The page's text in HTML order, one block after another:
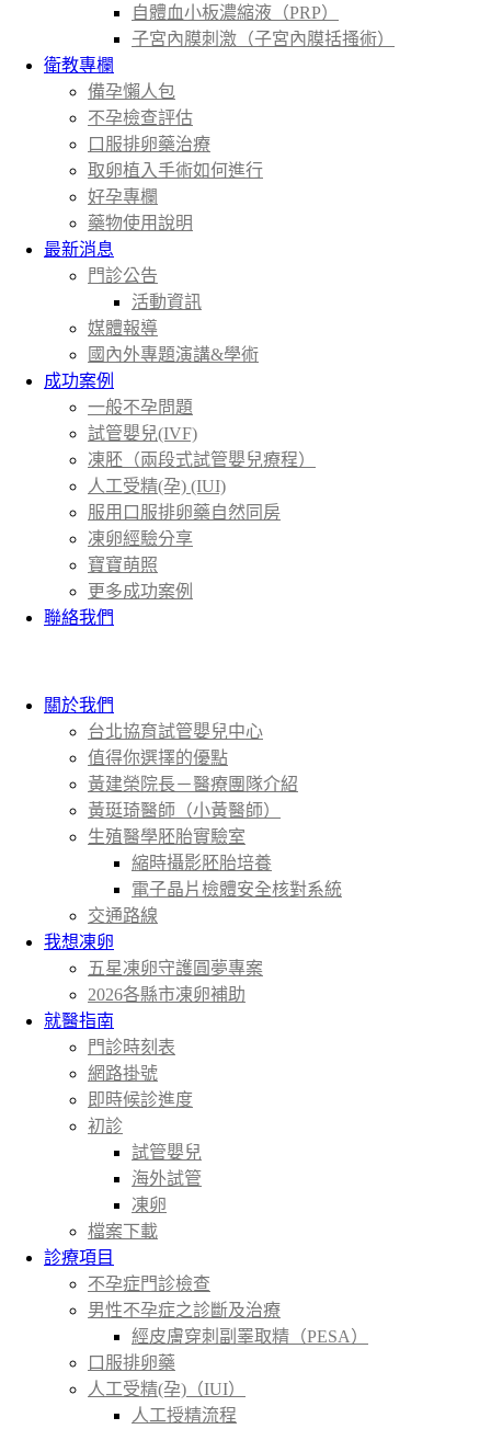
自體血小板濃縮液（PRP）
子宮內膜刺激（子宮內膜括搔術）
衛教專欄
備孕懶人包
不孕檢查評估
口服排卵藥治療
取卵植入手術如何進行
好孕專欄
藥物使用說明
最新消息
門診公告
活動資訊
媒體報導
國內外專題演講&學術
成功案例
一般不孕問題
試管嬰兒(IVF)
凍胚（兩段式試管嬰兒療程）
人工受精(孕) (IUI)
服用口服排卵藥自然同房
凍卵經驗分享
寶寶萌照
更多成功案例
聯絡我們
關於我們
台北協育試管嬰兒中心
值得你選擇的優點
黃建榮院長－醫療團隊介紹
黃珽琦醫師（小黃醫師）
生殖醫學胚胎實驗室
縮時攝影胚胎培養
電子晶片檢體安全核對系統
交通路線
我想凍卵
五星凍卵守護圓夢專案
2026各縣市凍卵補助
就醫指南
門診時刻表
網路掛號
即時候診進度
初診
試管嬰兒
海外試管
凍卵
檔案下載
診療項目
不孕症門診檢查
男性不孕症之診斷及治療
經皮膚穿刺副睪取精（PESA）
口服排卵藥
人工受精(孕)（IUI）
人工授精流程